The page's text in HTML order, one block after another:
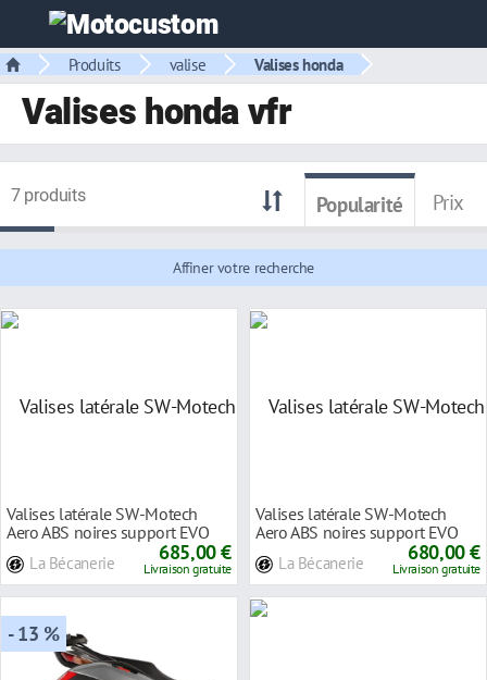
Produits valise Valises honda
Valises honda vfr
7 produits Popularité Prix
Affiner votre recherche
Valises latérale SW-Motech
Aero ABS noires support EVO
La Bécanerie 685,00 €
Livraison gratuite
Valises latérale SW-Motech
Aero ABS noires support EVO
La Bécanerie 680,00 €
Livraison gratuite
- 13 %